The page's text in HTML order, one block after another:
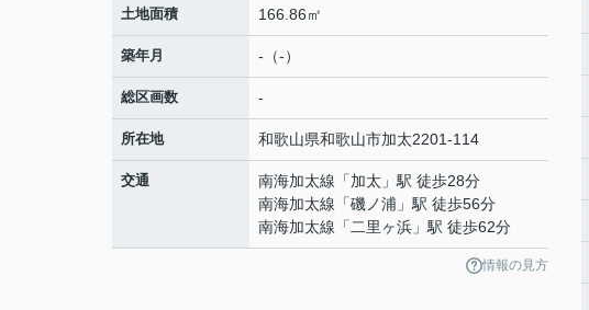
土地面積 166.86㎡
築年月 -（-）
総区画数 -
所在地 和歌山県和歌山市加太2201-114
交通 南海加太線 「加太 」駅 徒歩28分
南海加太線 「磯ノ浦 」駅 徒歩56分
南海加太線 「 二里ヶ浜 」駅 徒歩62分
情報の見方